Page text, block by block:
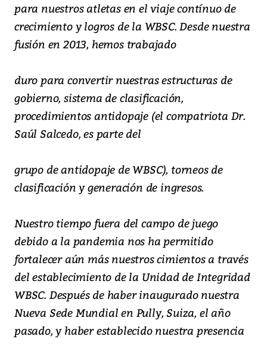
para nuestros atletas en el viaje contínuo de
crecimiento y logros de la WBSC. Desde nuestra
fusión en 2013, hemos trabajado
duro para convertir nuestras estructuras de
gobierno, sistema de clasificación,
procedimientos antidopaje (el compatriota Dr.
Saúl Salcedo, es parte del
grupo de antidopaje de WBSC), torneos de
clasificación y generación de ingresos.
Nuestro tiempo fuera del campo de juego
debido a la pandemia nos ha permitido
fortalecer aún más nuestros cimientos a través
del establecimiento de la Unidad de Integridad
WBSC. Después de haber inaugurado nuestra
Nueva Sede Mundial en Pully, Suiza, el año
pasado, y haber establecido nuestra presencia